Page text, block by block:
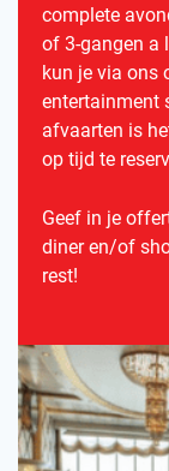
complete
of 3-gangen a
kun je via ons
entertainment
afvaarten is
op tijd te
Geef in je
diner en/of
rest!